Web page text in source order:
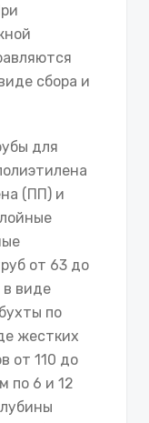
сбора и
для
(ПП) и
от 63 до
в виде
по
жестких
от 110 до
по 6 и 12